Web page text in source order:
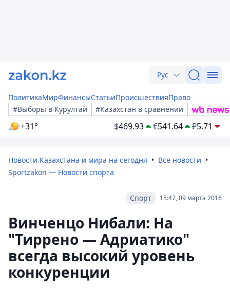
Рус
ПолитикаМирФинансыСтатьиПроисшествияПраво
#Выборы в Курултай
#Казахстан в сравнении
+31° $469.93 €541.64 ₽5.71
Новости Казахстана и мира на сегодня
Все новости
Sportzakon — Новости спорта
15:47, 09 марта 2016
Спорт
Винченцо Нибали: На
"Тиррено — Адриатико"
всегда высокий уровень
конкуренции